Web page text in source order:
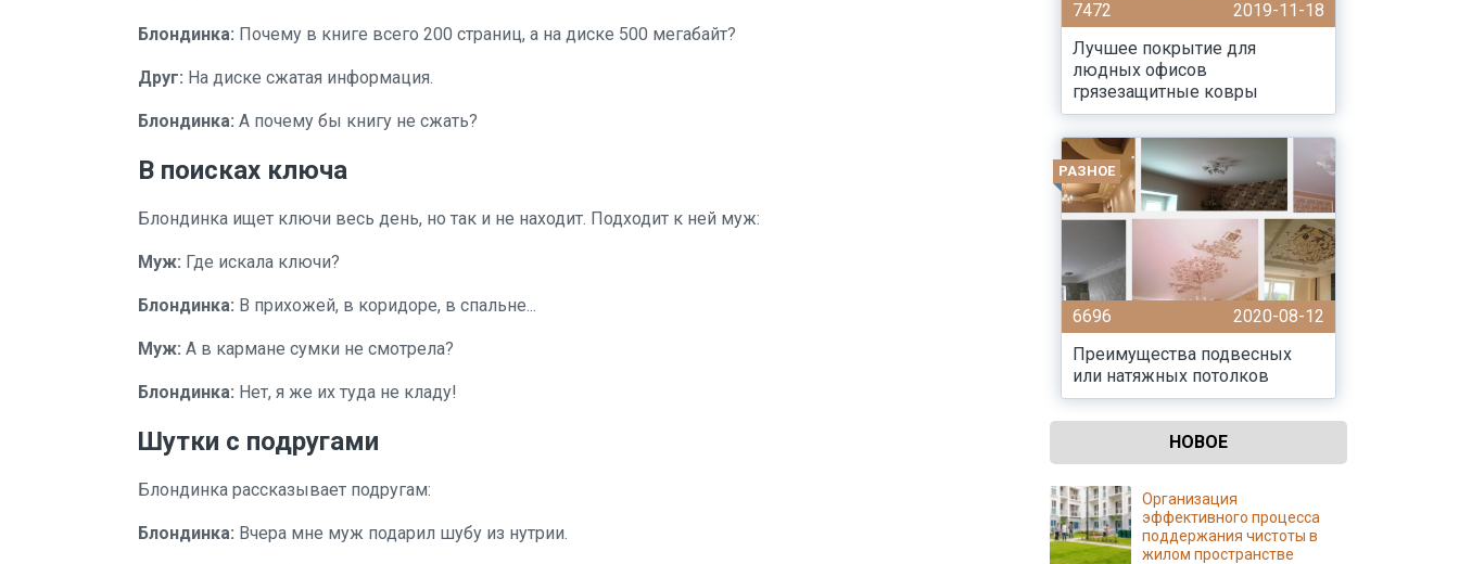
Блондинка: Почему в книге всего 200 страниц, а на диске 500 мегабайт?
Друг: На диске сжатая информация.
Блондинка: А почему бы книгу не сжать?
В поисках ключа
Блондинка ищет ключи весь день, но так и не находит. Подходит к ней муж:
Муж: Где искала ключи?
Блондинка: В прихожей, в коридоре, в спальне...
Муж: А в кармане сумки не смотрела?
Блондинка: Нет, я же их туда не кладу!
Шутки с подругами
Блондинка рассказывает подругам:
Блондинка: Вчера мне муж подарил шубу из нутрии.
7472
2019-11-18
Лучшее покрытие для
людных офисов
грязезащитные ковры
РАЗНОЕ
6696
2020-08-12
Преимущества подвесных
или натяжных потолков
НОВОЕ
Организация
эффективного процесса
поддержания чистоты в
жилом пространстве